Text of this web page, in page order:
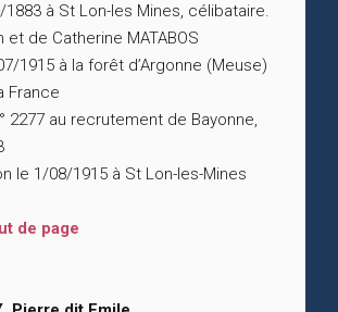
1883 à St Lon-les Mines, célibataire.
et de Catherine MATABOS
1915 à la forêt d’Argonne (Meuse)
France
2277 au recrutement de Bayonne,
le 1/08/1915 à St Lon-les-Mines
de page